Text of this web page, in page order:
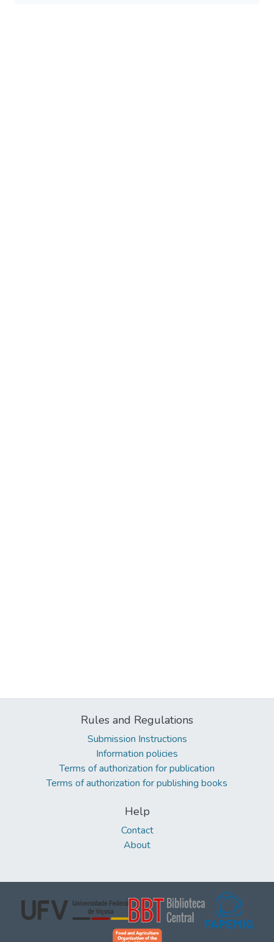
Rules and Regulations
Submission Instructions
Information policies
Terms of authorization for publication
Terms of authorization for publishing books
Help
Contact
About